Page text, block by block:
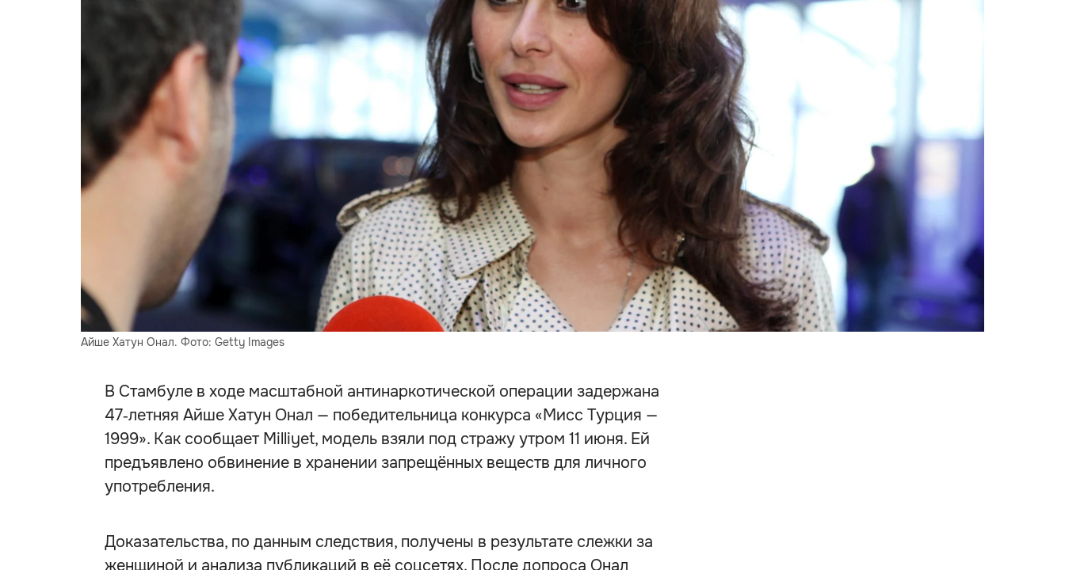
Айше Хатун Онал. Фото: Getty Images
В Стамбуле в ходе масштабной антинаркотической операции задержана
47‑летняя Айше Хатун Онал — победительница конкурса «Мисс Турция —
1999». Как сообщает Milliyet, модель взяли под стражу утром 11 июня. Ей
предъявлено обвинение в хранении запрещённых веществ для личного
употребления.
Доказательства, по данным следствия, получены в результате слежки за
женщиной и анализа публикаций в её соцсетях. После допроса Онал